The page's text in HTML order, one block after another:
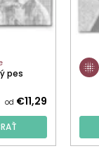
pes
od €11,29